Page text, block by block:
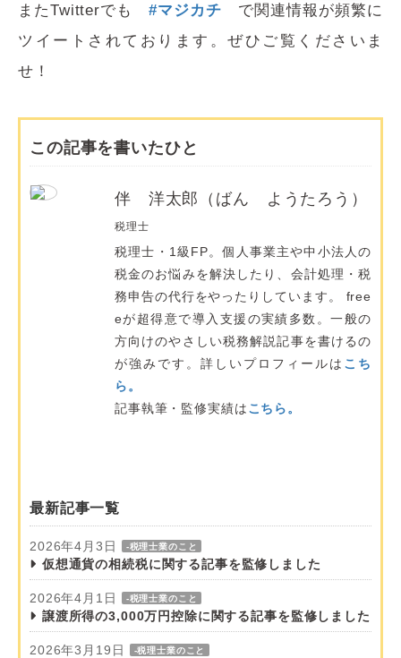
またTwitterでも#マジカチ で関連情報が頻繁に
ツイートされております。ぜひご覧くださいま
せ！
この記事を書いたひと
伴 洋太郎（ばん ようたろう）
税理士
税理士・1級FP。個人事業主や中小法人の
税金のお悩みを解決したり、会計処理・税
務申告の代行をやったりしています。 free
eが超得意で導入支援の実績多数。一般の
方向けのやさしい税務解説記事を書けるの
が強みです。詳しいプロフィールは こち
ら。
記事執筆・監修実績はこちら。
最新記事一覧
2026年4月3日 -税理士業のこと
仮想通貨の相続税に関する記事を監修しました
2026年4月1日 -税理士業のこと
譲渡所得の3,000万円控除に関する記事を監修しました
2026年3月19日 -税理士業のこと